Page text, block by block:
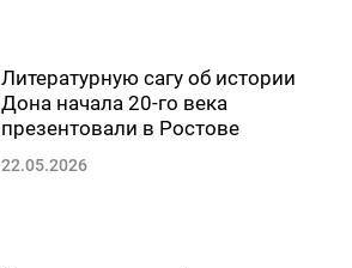
Литературную сагу об истории
Дона начала 20-го века
презентовали в Ростове
22.05.2026